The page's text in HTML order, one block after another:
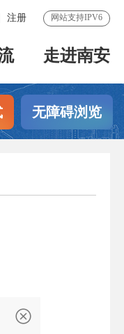
注册 网站支持IPV6
走进南安
无障碍浏览
